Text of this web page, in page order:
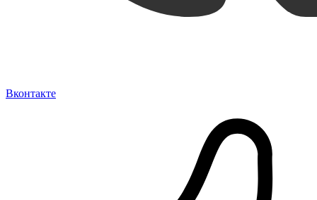
Вконтакте